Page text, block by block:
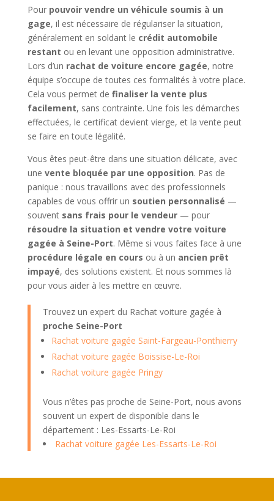
Pour pouvoir vendre un véhicule soumis à un
gage, il est nécessaire de régulariser la situation,
généralement en soldant le crédit automobile
restant ou en levant une opposition administrative.
Lors d’un rachat de voiture encore gagée, notre
équipe s’occupe de toutes ces formalités à votre place.
Cela vous permet de finaliser la vente plus
facilement, sans contrainte. Une fois les démarches
effectuées, le certificat devient vierge, et la vente peut
se faire en toute légalité.
Vous êtes peut-être dans une situation délicate, avec
une vente bloquée par une opposition. Pas de
panique : nous travaillons avec des professionnels
capables de vous offrir un soutien personnalisé —
souvent sans frais pour le vendeur— pour
résoudre la situation et vendre votre voiture
gagée à Seine-Port. Même si vous faites face à une
procédure légale en cours ou à un ancien prêt
impayé, des solutions existent. Et nous sommes là
pour vous aider à les mettre en œuvre.
Trouvez un expert du Rachat voiture gagée à
proche Seine-Port
Rachat voiture gagée Saint-Fargeau-Ponthierry
Rachat voiture gagée Boissise-Le-Roi
Rachat voiture gagée Pringy
Vous n’êtes pas proche de Seine-Port, nous avons
souvent un expert de disponible dans le
département : Les-Essarts-Le-Roi
Rachat voiture gagée Les-Essarts-Le-Roi